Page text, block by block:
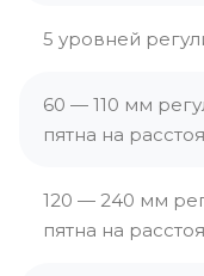
5 уровней
60 — 110 мм
пятна на
120 — 240 мм
пятна на